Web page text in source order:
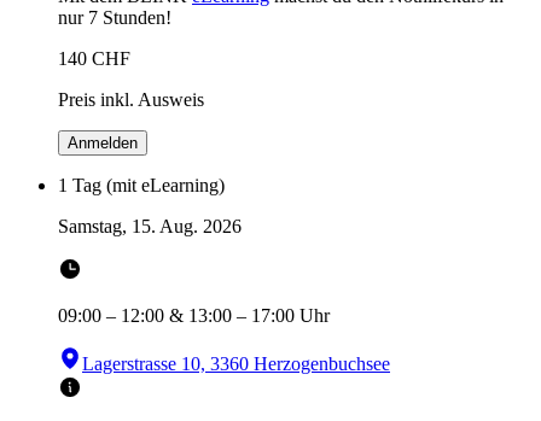
nur 7 Stunden!
140 CHF
Preis inkl. Ausweis
Anmelden
1 Tag (mit eLearning)
Samstag, 15. Aug. 2026
09:00 – 12:00 & 13:00 – 17:00 Uhr
Lagerstrasse 10, 3360 Herzogenbuchsee